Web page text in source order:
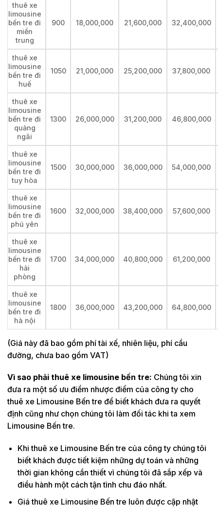
thuê xe
limousine
bến tre đi
miền
trung
900 18,000,000 21,600,000 32,400,000
thuê xe
limousine
bến tre đi
huế
1050 21,000,000 25,200,000 37,800,000
thuê xe
limousine
bến tre đi
quảng
ngãi
1300 26,000,000 31,200,000 46,800,000
thuê xe
limousine
bến tre đi
tuy hòa
1500 30,000,000 36,000,000 54,000,000
thuê xe
limousine
bến tre đi
phú yên
1600 32,000,000 38,400,000 57,600,000
thuê xe
limousine
bến tre đi
hải
phòng
1700 34,000,000 40,800,000 61,200,000
thuê xe
limousine
bến tre đi
hà nội
1800 36,000,000 43,200,000 64,800,000
(Giá này đã bao gồm phí tài xế, nhiên liệu, phí cầu
đường, chưa bao gồm VAT)
Vì sao phải thuê xe limousine bến tre: Chúng tôi xin
đưa ra một số ưu điểm nhược điểm của công ty cho
thuê xe Limousine Bến tre để biết khách đưa ra quyết
định cũng như chọn chúng tôi làm đối tác khi ta xem
Limousine Bến tre.
Khi thuê xe Limousine Bến tre của công ty chúng tôi
biết khách được tiết kiệm những dự toán và những
thời gian không cần thiết vì chúng tôi đã sắp xếp và
điều hành một cách tận tình chu đáo nhất.
Giá thuê xe Limousine Bến tre luôn được cập nhật